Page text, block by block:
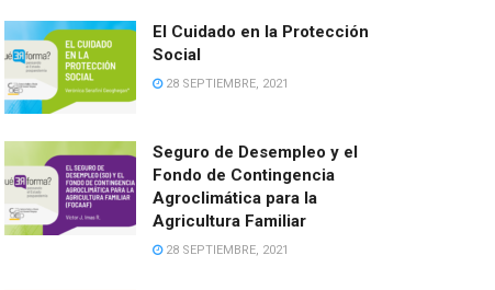
El Cuidado en la Protección
Social
28 SEPTIEMBRE, 2021
Seguro de Desempleo y el
Fondo de Contingencia
Agroclimática para la
Agricultura Familiar
28 SEPTIEMBRE, 2021